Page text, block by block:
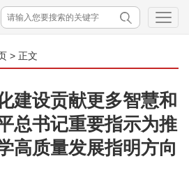
> 正文
建设贡献更多智慧和
书记重要指示为推
高质量发展指明方向